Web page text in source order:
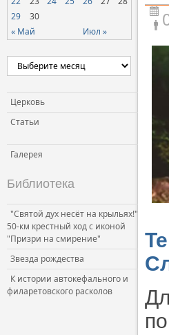
« Май Июл »
29
30
Церковь
Статьи
Галерея
Библиотека
"Святой дух несёт на крыльях!"
50-км крестный ход с иконой
"Призри на смирение"
Звезда рождества
К истории автокефального и
филаретовского расколов